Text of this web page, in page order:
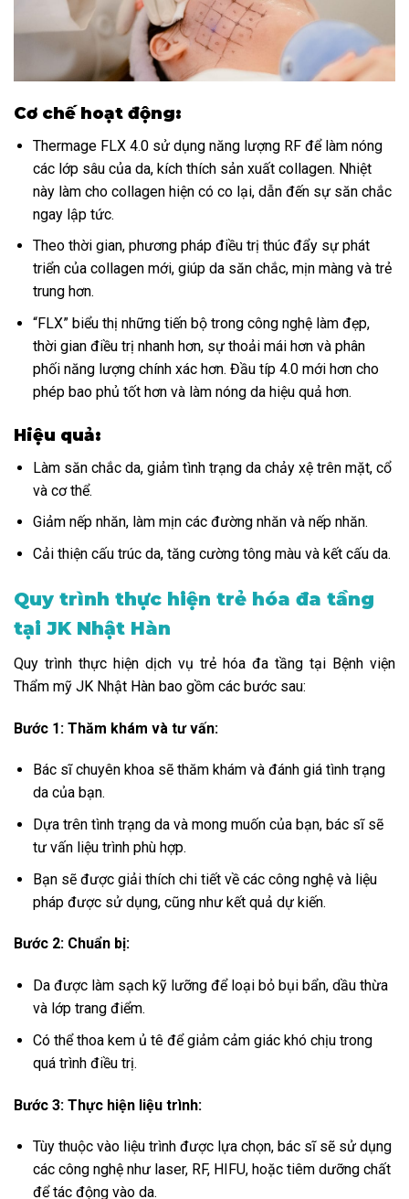
Cơ chế hoạt động:
Thermage FLX 4.0 sử dụng năng lượng RF để làm nóng
các lớp sâu của da, kích thích sản xuất collagen. Nhiệt
này làm cho collagen hiện có co lại, dẫn đến sự săn chắc
ngay lập tức.
Theo thời gian, phương pháp điều trị thúc đẩy sự phát
triển của collagen mới, giúp da săn chắc, mịn màng và trẻ
trung hơn.
“FLX” biểu thị những tiến bộ trong công nghệ làm đẹp,
thời gian điều trị nhanh hơn, sự thoải mái hơn và phân
phối năng lượng chính xác hơn. Đầu típ 4.0 mới hơn cho
phép bao phủ tốt hơn và làm nóng da hiệu quả hơn.
Hiệu quả:
Làm săn chắc da, giảm tình trạng da chảy xệ trên mặt, cổ
và cơ thể.
Giảm nếp nhăn, làm mịn các đường nhăn và nếp nhăn.
Cải thiện cấu trúc da, tăng cường tông màu và kết cấu da.
Quy trình thực hiện trẻ hóa đa tầng
tại JK Nhật Hàn
Quy trình thực hiện dịch vụ trẻ hóa đa tầng tại Bệnh viện
Thẩm mỹ JK Nhật Hàn bao gồm các bước sau:
Bước 1: Thăm khám và tư vấn:
Bác sĩ chuyên khoa sẽ thăm khám và đánh giá tình trạng
da của bạn.
Dựa trên tình trạng da và mong muốn của bạn, bác sĩ sẽ
tư vấn liệu trình phù hợp.
Bạn sẽ được giải thích chi tiết về các công nghệ và liệu
pháp được sử dụng, cũng như kết quả dự kiến.
Bước 2: Chuẩn bị:
Da được làm sạch kỹ lưỡng để loại bỏ bụi bẩn, dầu thừa
và lớp trang điểm.
Có thể thoa kem ủ tê để giảm cảm giác khó chịu trong
quá trình điều trị.
Bước 3: Thực hiện liệu trình:
Tùy thuộc vào liệu trình được lựa chọn, bác sĩ sẽ sử dụng
các công nghệ như laser, RF, HIFU, hoặc tiêm dưỡng chất
để tác động vào da.